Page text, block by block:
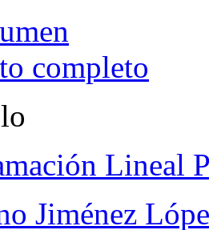
completo
Lineal
Jiménez